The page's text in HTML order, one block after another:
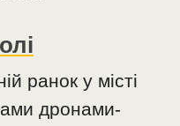
ранок у місті
дронами-